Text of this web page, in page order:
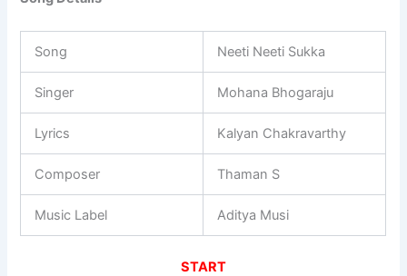
Song Neeti Neeti Sukka
Singer Mohana Bhogaraju
Lyrics Kalyan Chakravarthy
Composer Thaman S
Music Label Aditya Musi
START